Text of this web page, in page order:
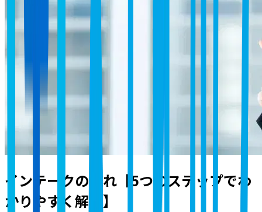
インテークの流れ【5つのステップでわ
かりやすく解説】